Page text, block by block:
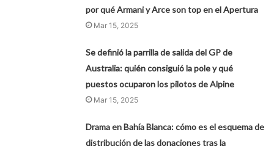
por qué Armani y Arce son top en el Apertura
Mar 15, 2025
Se definió la parrilla de salida del GP de
Australia: quién consiguió la pole y qué
puestos ocuparon los pilotos de Alpine
Mar 15, 2025
Drama en Bahía Blanca: cómo es el esquema de
distribución de las donaciones tras la